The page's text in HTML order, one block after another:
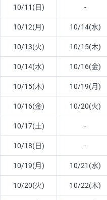
10/11(日) -
10/12(月) 10/14(水)
10/13(火) 10/15(木)
10/14(水) 10/16(金)
10/15(木) 10/19(月)
10/16(金) 10/20(火)
10/17(土) -
10/18(日) -
10/19(月) 10/21(水)
10/20(火) 10/22(木)